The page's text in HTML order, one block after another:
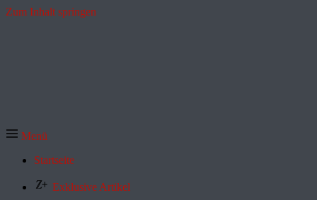
Zum Inhalt springen
Menü
Startseite
Exklusive Artikel